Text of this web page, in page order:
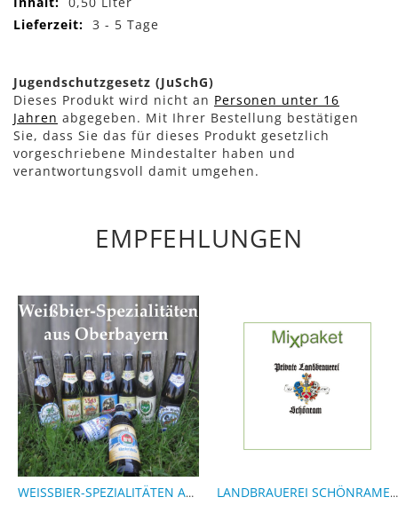
3 - 5 Tage
Jugendschutzgesetz (JuSchG)
Dieses Produkt wird nicht an Personen unter 16
Jahren abgegeben. Mit Ihrer Bestellung bestätigen
Sie, dass Sie das für dieses Produkt gesetzlich
vorgeschriebene Mindestalter haben und
verantwortungsvoll damit umgehen.
EMPFEHLUNGEN
WEISSBIER-SPEZIALITÄTEN AUS OBERBAYERN - 9 FLASCHEN LANDBRAUEREI SCHÖNRAMER MIXPAKET